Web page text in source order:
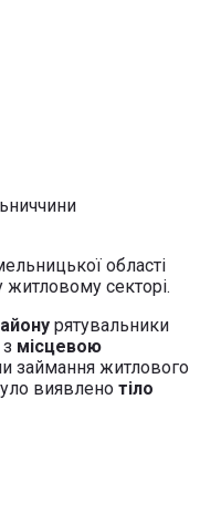
області
житловому секторі.
рятувальники
місцевою
займання житлового
виявлено тіло